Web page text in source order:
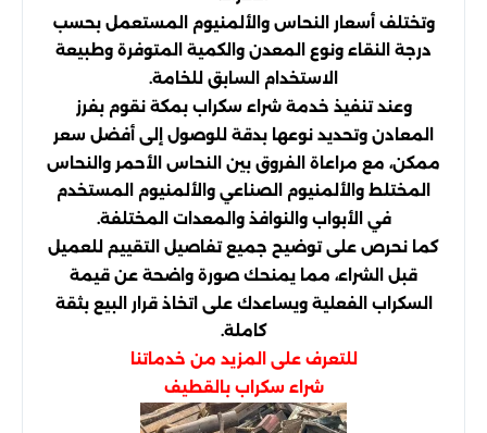
وتختلف أسعار النحاس والألمنيوم المستعمل بحسب
درجة النقاء ونوع المعدن والكمية المتوفرة وطبيعة
الاستخدام السابق للخامة.
وعند تنفيذ خدمة شراء سكراب بمكة نقوم بفرز
المعادن وتحديد نوعها بدقة للوصول إلى أفضل سعر
ممكن، مع مراعاة الفروق بين النحاس الأحمر والنحاس
المختلط والألمنيوم الصناعي والألمنيوم المستخدم
في الأبواب والنوافذ والمعدات المختلفة.
كما نحرص على توضيح جميع تفاصيل التقييم للعميل
قبل الشراء، مما يمنحك صورة واضحة عن قيمة
السكراب الفعلية ويساعدك على اتخاذ قرار البيع بثقة
كاملة.
للتعرف على المزيد من خدماتنا
شراء سكراب بالقطيف